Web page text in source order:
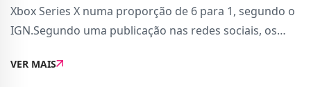
Xbox Series X numa proporção de 6 para 1, segundo o
IGN.Segundo uma publicação nas redes sociais, os
o histórico de vendas das duas consola
VER MAIS